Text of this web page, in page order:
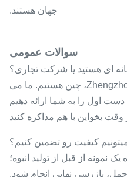
جهان هستند.
سوالات عمومی
ما یک کارخانه واقع در Zhengzhou، Henan، چین هستیم. ما می
اول را به شما ارائه دهیم
وقت بخواين با هم مذاکره کنيد
نمونه از قبل از تولید انبوه؛
بازرسی نهایی انجام شود.